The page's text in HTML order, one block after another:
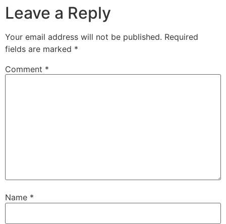
Leave a Reply
Your email address will not be published. Required
fields are marked *
Comment *
Name *